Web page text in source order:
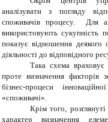
аналізувати з погляду
споживачів процесу. Для
використовують сукупність
показує відношення деякого
діяльності до відповідного
Така схема враховує
проте визначення
бізнес-процеси
«споживачі».
Крім того,
характер визначення